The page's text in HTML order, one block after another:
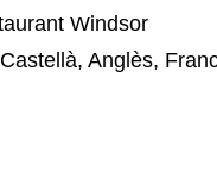
Windsor
Anglès,